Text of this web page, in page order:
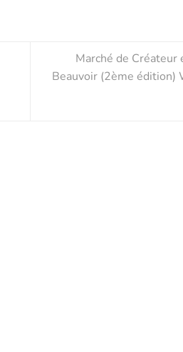
Marché de
Beauvoir (2ème édition)